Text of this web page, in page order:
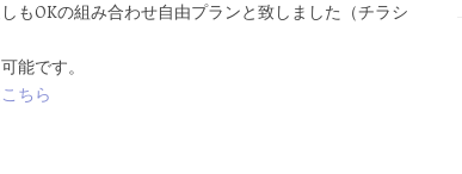
もOKの組み合わせ自由プランと致しました（チラシ
能です。
ちら